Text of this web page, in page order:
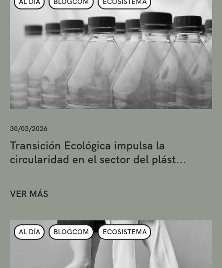
30/03/2026
Transición Ecológica impulsa la
circularidad en el sector del plást...
VER MÁS
AL DÍA BLOGCOM ECOSISTEMA